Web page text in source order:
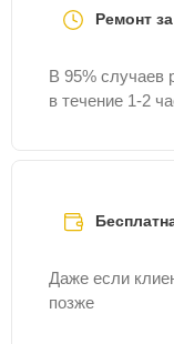
Ремонт
В 95% случаев
в течение 1-2
Даже если
позже